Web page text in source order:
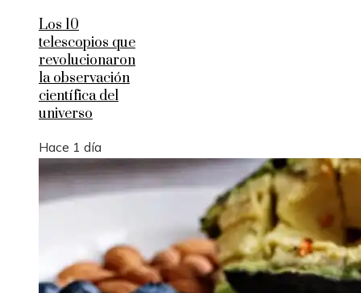
Los 10
telescopios que
revolucionaron
la observación
científica del
universo
Hace 1 día